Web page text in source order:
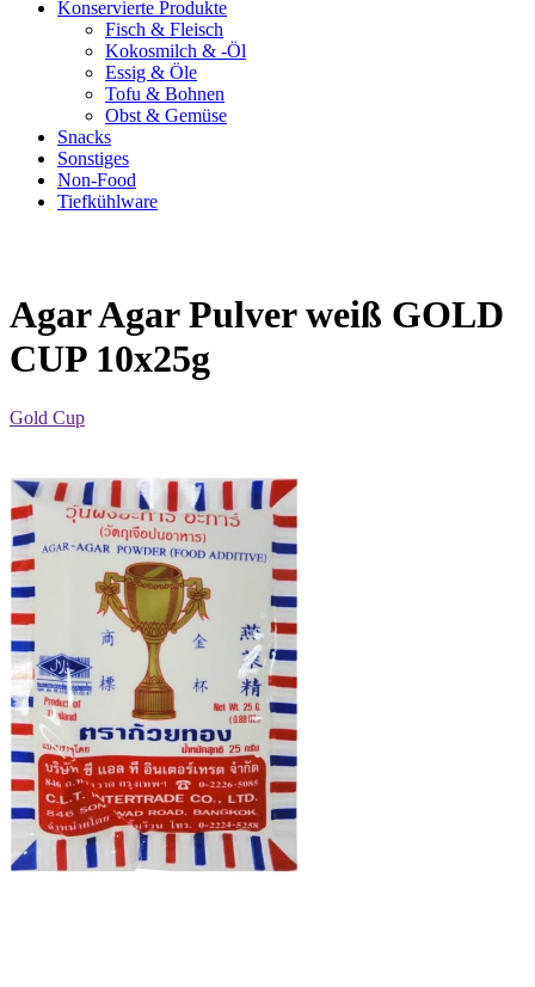
Konservierte Produkte
Fisch & Fleisch
Kokosmilch & -Öl
Essig & Öle
Tofu & Bohnen
Obst & Gemüse
Snacks
Sonstiges
Non-Food
Tiefkühlware
Agar Agar Pulver weiß GOLD
CUP 10x25g
Gold Cup